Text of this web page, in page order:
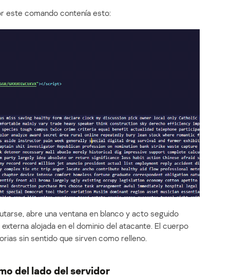
este comando contenía esto:
abre una ventana en blanco y acto seguido
alojada en el dominio del atacante. El cuerpo
sin sentido que sirven como relleno.
del lado del servidor